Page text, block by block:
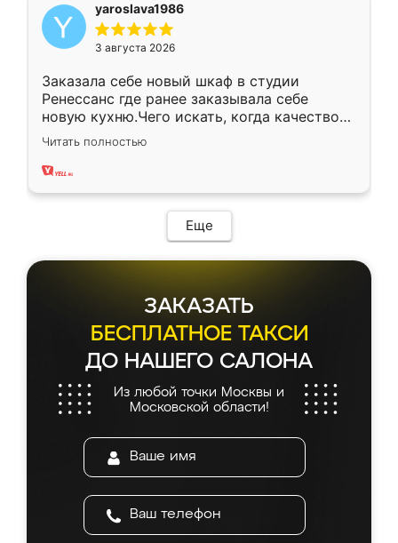
yaroslava1986
3 августа 2026
Заказала себе новый шкаф в студии
Ренессанс где ранее заказывала себе
новую кухню.Чего искать, когда качеством
вполне довольна. Служит кухня уже почти
два года, нареканий нет.
Читать полностью
Еще
ЗАКАЗАТЬ
БЕСПЛАТНОЕ ТАКСИ
ДО НАШЕГО САЛОНА
Из любой точки Москвы и
Московской области!